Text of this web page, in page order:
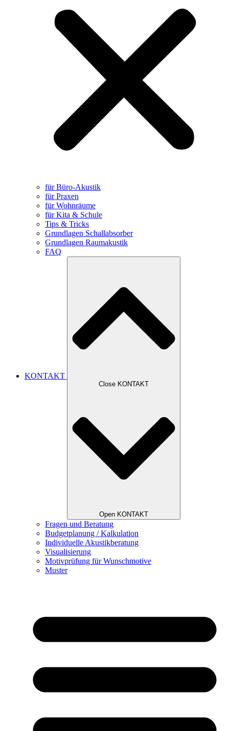
für Büro-Akustik
für Praxen
für Wohnräume
für Kita & Schule
Tips & Tricks
Grundlagen Schallabsorber
Grundlagen Raumakustik
FAQ
KONTAKT
Close KONTAKT
Open KONTAKT
Fragen und Beratung
Budgetplanung / Kalkulation
Individuelle Akustikberatung
Visualisierung
Motivprüfung für Wunschmotive
Muster